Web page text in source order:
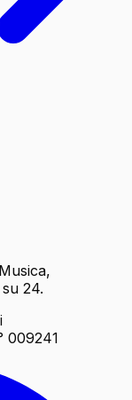
24.
009241